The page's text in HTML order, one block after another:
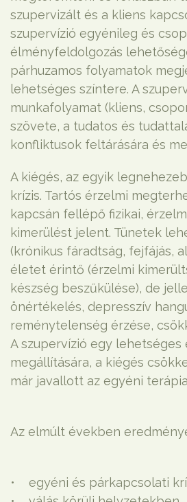
szupervizált és a kliens
szupervízió egyénileg és
élményfeldolgozás
párhuzamos folyamatok
lehetséges színtere. A
munkafolyamat (kliens,
szövete, a tudatos és
konfliktusok feltárására és
A kiégés, az egyik
krízis. Tartós érzelmi
kapcsán fellépő fizikai,
kimerülést jelent. Tünetek
(krónikus fáradtság, fejfájás,
életet érintő (érzelmi
készség beszűkülése), de
önértékelés, depresszív
reménytelenség érzése,
A szupervízió egy lehetséges
megállítására, a kiégés
már javallott az egyéni
Az elmúlt években
• egyéni és párkapcsolati